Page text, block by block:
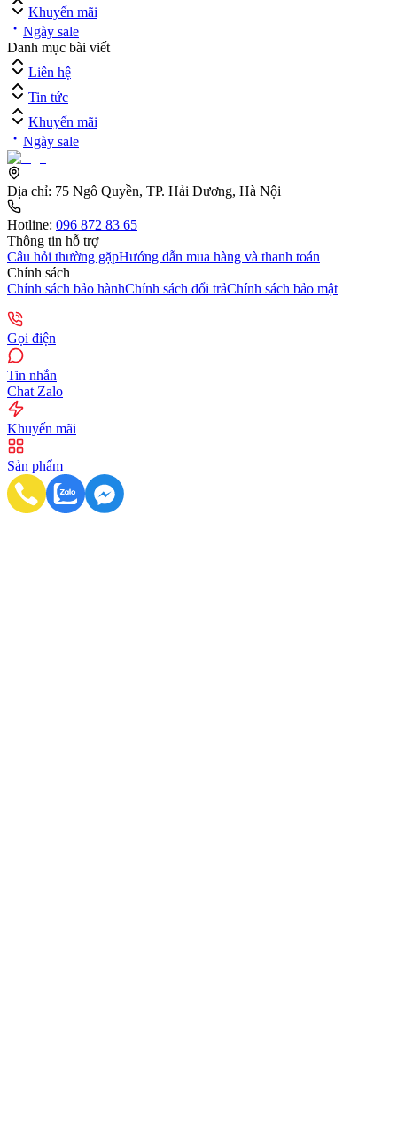
Khuyến mãi
Ngày sale
Danh mục bài viết
Liên hệ
Tin tức
Khuyến mãi
Ngày sale
Địa chỉ: 75 Ngô Quyền, TP. Hải Dương, Hà Nội
Hotline: 096 872 83 65
Thông tin hỗ trợ
Câu hỏi thường gặpHướng dẫn mua hàng và thanh toán
Chính sách
Chính sách bảo hànhChính sách đổi trảChính sách bảo mật
Gọi điện
Tin nhắn
Chat Zalo
Khuyến mãi
Sản phẩm